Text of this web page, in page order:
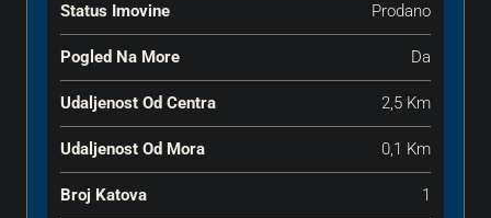
Status Imovine Prodano
Pogled Na More Da
Udaljenost Od Centra 2,5 Km
Udaljenost Od Mora 0,1 Km
Broj Katova 1